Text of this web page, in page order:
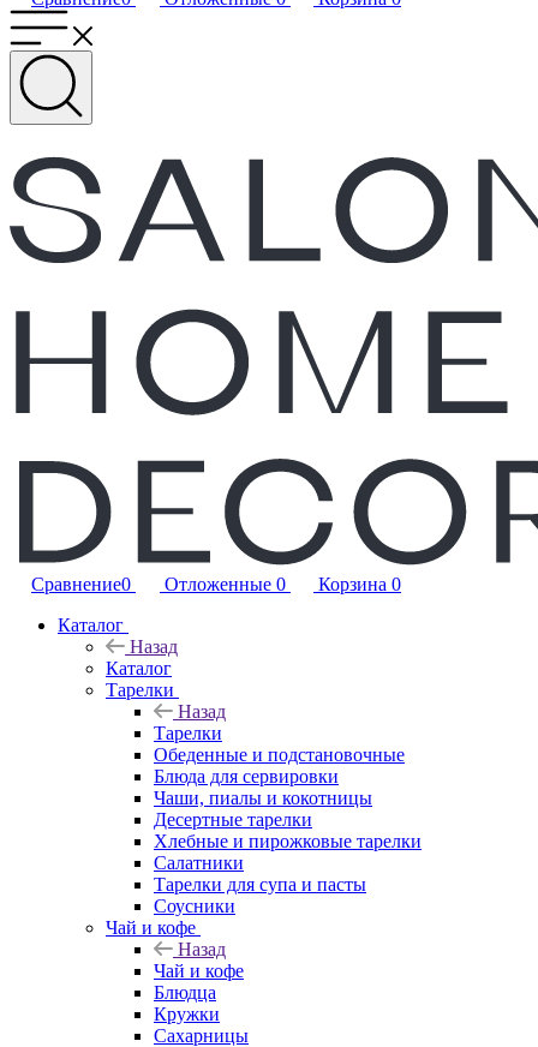
Сравнение0 Отложенные 0 Корзина 0
Каталог
Назад
Каталог
Тарелки
Назад
Тарелки
Обеденные и подстановочные
Блюда для сервировки
Чаши, пиалы и кокотницы
Десертные тарелки
Хлебные и пирожковые тарелки
Салатники
Тарелки для супа и пасты
Соусники
Чай и кофе
Назад
Чай и кофе
Блюдца
Кружки
Сахарницы